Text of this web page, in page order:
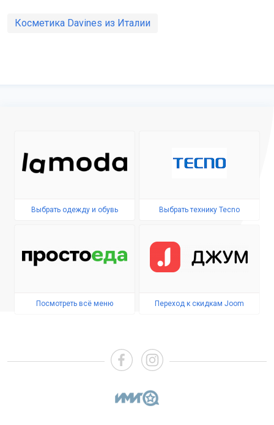
Коcметика Davines из Италии
Выбрать одежду и обувь Выбрать технику Tecno
Посмотреть всё меню Переход к скидкам Joom